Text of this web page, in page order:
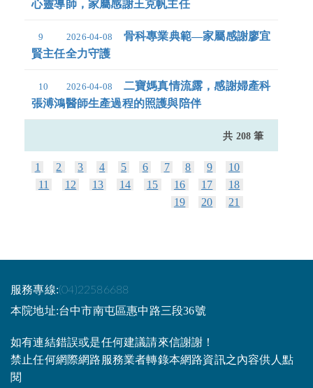
心靈導師，家屬感謝王克帆主任
9 2026-04-08
骨科專業典範—家屬感謝廖宜
賢主任全力守護
10 2026-04-08
二寶媽真情流露，感謝婦產科
張溥鴻醫師生產過程的照護與陪伴
共 208 筆
1 2 3 4 5 6 7 8 9
10
11
12 13 14 15 16 17
18
19
20 21
服務專線:(04)22586688
本院地址:台中市南屯區惠中路三段36號
如有連結錯誤或是任何建議請來信謝謝！
禁止任何網際網路服務業者轉錄本網路資訊之內容供人點
閱